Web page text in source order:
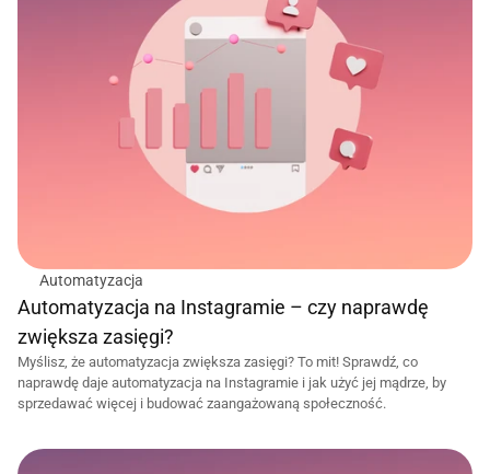
Automatyzacja
28 sty 2025
Automatyzacja na Instagramie – czy naprawdę
zwiększa zasięgi?
Myślisz, że automatyzacja zwiększa zasięgi? To mit! Sprawdź, co
naprawdę daje automatyzacja na Instagramie i jak użyć jej mądrze, by
sprzedawać więcej i budować zaangażowaną społeczność.